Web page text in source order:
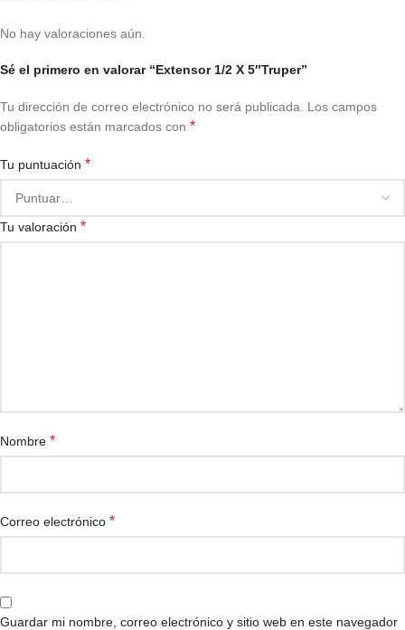
No hay valoraciones aún.
Sé el primero en valorar “Extensor 1/2 X 5″Truper”
Tu dirección de correo electrónico no será publicada.
Los campos
obligatorios están marcados con *
Tu puntuación *
Tu valoración *
Nombre *
Correo electrónico *
Guardar mi nombre, correo electrónico y sitio web en este navegador